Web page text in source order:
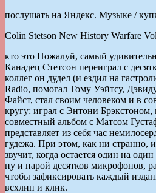
послушать на Яндекс. Музыке /
Colin Stetson New History Warfare
кто это Пожалуй, самый
Канадец Стетсон переиграл с
коллег он дудел (и ездил на
Radio, помогал Тому Уэйтсу,
Файст, стал своим человеком и в
кругу: играл с Энтони
совместный альбом с Матсом
представляет из себя час
гудежа. При этом, как ни странно,
звучит, когда остается один на
ну и парой десятков микрофонов,
чтобы зафиксировать каждый
всхлип и клик.